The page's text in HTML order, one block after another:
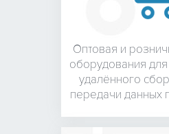
Оптовая и
оборудования для
удалённого
передачи данных